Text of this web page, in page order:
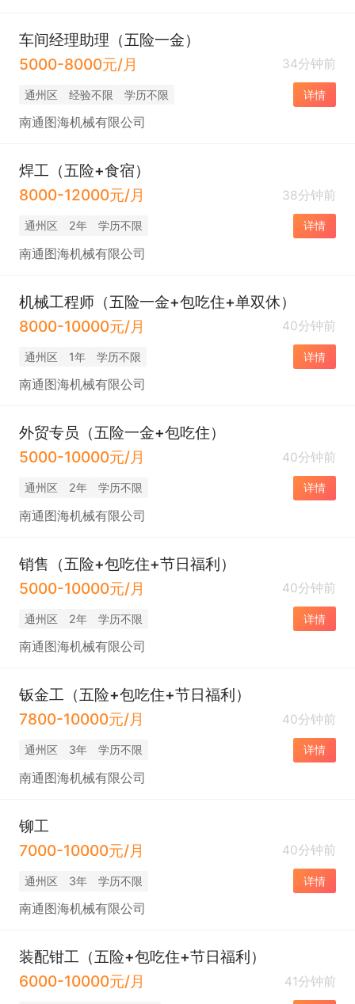
车间经理助理（五险一金）
5000-8000元/月
34分钟前
通州区 经验不限 学历不限 详情
南通图海机械有限公司
焊工（五险+食宿）
8000-12000元/月
38分钟前
通州区 2年 学历不限 详情
南通图海机械有限公司
机械工程师（五险一金+包吃住+单双休）
8000-10000元/月
40分钟前
通州区 1年 学历不限 详情
南通图海机械有限公司
外贸专员（五险一金+包吃住）
5000-10000元/月
40分钟前
通州区 2年 学历不限 详情
南通图海机械有限公司
销售（五险+包吃住+节日福利）
5000-10000元/月
40分钟前
通州区 2年 学历不限 详情
南通图海机械有限公司
钣金工（五险+包吃住+节日福利）
7800-10000元/月
40分钟前
通州区 3年 学历不限 详情
南通图海机械有限公司
铆工
7000-10000元/月
40分钟前
通州区 3年 学历不限 详情
南通图海机械有限公司
装配钳工（五险+包吃住+节日福利）
6000-10000元/月
41分钟前